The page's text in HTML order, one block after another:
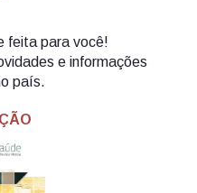
feita para você!
e informações
país.